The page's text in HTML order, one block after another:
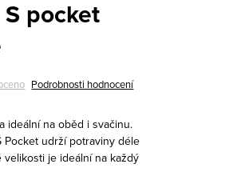
pocket
Podrobnosti hodnocení
ideální na oběd i svačinu.
Pocket udrží potraviny déle
je ideální na každý